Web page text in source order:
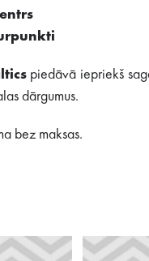
piedāvā iepriekš
dārgumus.
bez maksas.